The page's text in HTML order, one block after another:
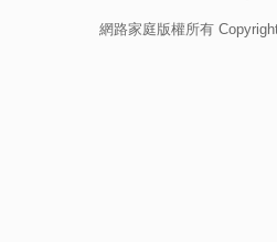
網路家庭版權所有